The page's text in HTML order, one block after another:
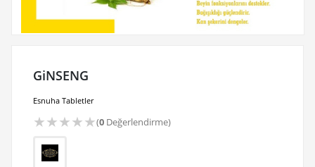
GiNSENG
Esnuha Tabletler
★★★★★(0Değerlendirme)